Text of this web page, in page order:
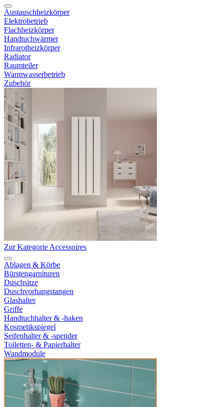
Austauschheizkörper
Elektrobetrieb
Flachheizkörper
Handtuchwärmer
Infrarotheizkörper
Radiator
Raumteiler
Warmwasserbetrieb
Zubehör
Zur Kategorie Accessoires
Ablagen & Körbe
Bürstengarnituren
Duschsitze
Duschvorhangstangen
Glashalter
Griffe
Handtuchhalter & -haken
Kosmetikspiegel
Seifenhalter & -spender
Toiletten- & Papierhalter
Wandmodule